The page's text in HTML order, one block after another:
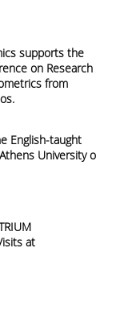
supports the
on Research
from
English-taught
University of
at